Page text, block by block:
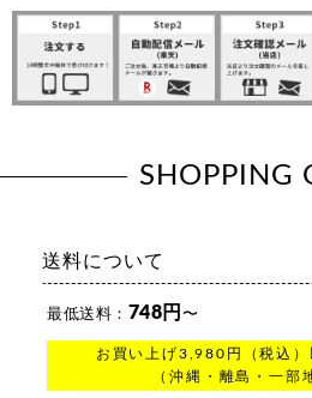
SHOPPING
送料について
最低送料： 748円 〜
お買い上げ3,980円（税込）
（沖縄・離島・一部